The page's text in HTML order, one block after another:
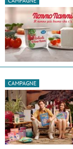
CAMPAGNE